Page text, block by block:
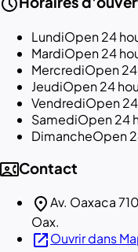
LundiOpen 24
MardiOpen 24
MercrediOpen
JeudiOpen 24
VendrediOpen
SamediOpen 24
DimancheOpen
contact_phoneContact
location_onAv. Oaxaca
Oax.
open_in_newOuvrir dans